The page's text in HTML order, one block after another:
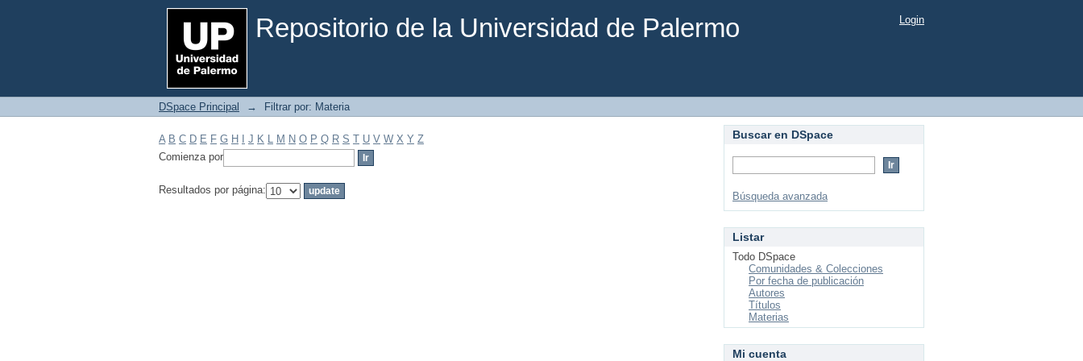
Repositorio de la Universidad de Palermo
Filtrar por: Materia Login
DSpace Principal → Filtrar por: Materia
A B C D E F G H J K L M N O P Q R S T U V W X Y Z
Comienza por
Resultados por página:
Buscar en DSpace
Búsqueda avanzada
Listar
Todo DSpace
Comunidades & Colecciones
Por fecha de publicación
Autores
Títulos
Materias
Mi cuenta